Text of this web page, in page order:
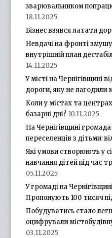
зварювальником
18.11.2025
Бізнес взявся латати
Невдачі на фронті
внутрішній план
14.11.2025
У місті на Чернігівщині
дороги, яку не лагодили
Коли у містах та
базарні дні? 10.11.2025
На Чернігівщині
переселенців з дітьми:
Які умови створюють у
навчання дітей під час
05.11.2025
У громаді на
Пропонують 100 тисяч
Побудуватись стало
оцифрували
03.11.2025